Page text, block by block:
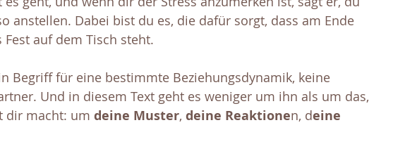
anstellen. Dabei bist du es, die dafür sorgt, dass am Ende
auf dem Tisch steht.
Begriff für eine bestimmte Beziehungsdynamik, keine
Und in diesem Text geht es weniger um ihn als um das,
dir macht: um deine Muster, deine Reaktionen, deine